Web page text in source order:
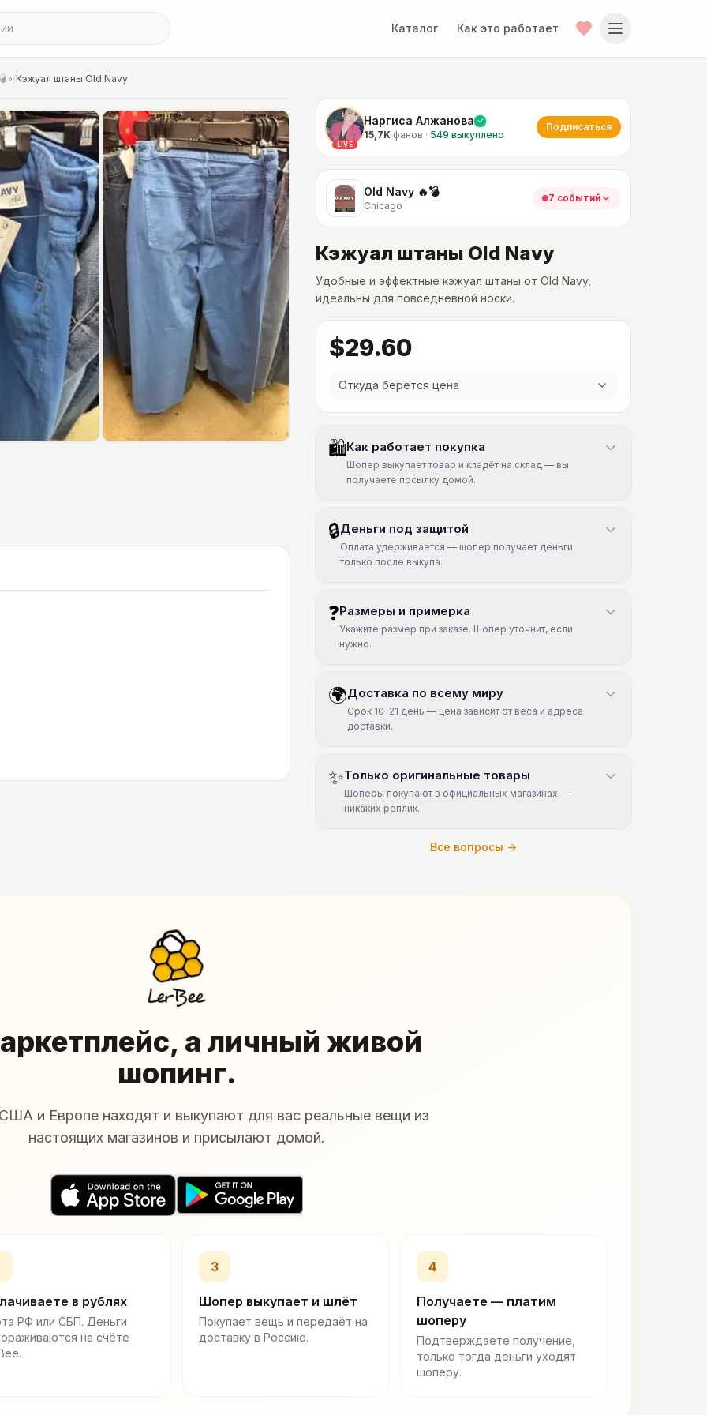
Каталог Как это работает
/Кэжуал штаны Old Navy
LIVE
Наргиса Алжанова
15,7K фанов · 549 выкуплено
Подписаться
Old Navy 🔥💣
Chicago
7 событий
Кэжуал штаны Old Navy
Удобные и эффектные кэжуал штаны от Old Navy,
идеальны для повседневной носки.
$29.60
Откуда берётся цена
🛍Как работает покупка
Шопер выкупает товар и кладёт на склад — вы
получаете посылку домой.
🔒Деньги под защитой
Оплата удерживается — шопер получает деньги
только после выкупа.
❓Размеры и примерка
Укажите размер при заказе. Шопер уточнит, если
нужно.
🌍Доставка по всему миру
Срок 10–21 день — цена зависит от веса и адреса
доставки.
✨Только оригинальные товары
Шоперы покупают в официальных магазинах —
никаких реплик.
Все вопросы →
а личный живой
шопинг.
и Европе находят и выкупают для вас реальные вещи из
настоящих магазинов и присылают домой.
в рублях
РФ или СБП. Деньги
на счёте
3
Шопер выкупает и шлёт
Покупает вещь и передаёт на
доставку в Россию.
4
Получаете — платим
шоперу
Подтверждаете получение,
только тогда деньги уходят
шоперу.